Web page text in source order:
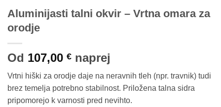
Aluminijasti talni okvir – Vrtna omara za
orodje
Od 107,00 € naprej
Vrtni hiški za orodje daje na neravnih tleh (npr. travnik) tudi
brez temelja potrebno stabilnost. Priložena talna sidra
pripomorejo k varnosti pred nevihto.